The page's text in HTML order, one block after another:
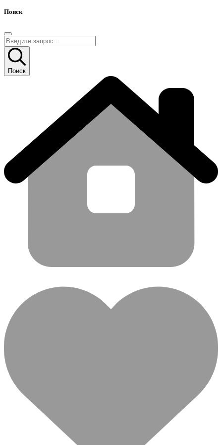
Поиск
Поиск